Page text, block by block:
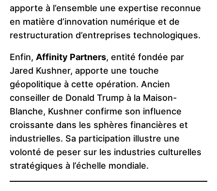
apporte à l’ensemble une expertise reconnue
en matière d’innovation numérique et de
restructuration d’entreprises technologiques.
Enfin, Affinity Partners, entité fondée par
Jared Kushner, apporte une touche
géopolitique à cette opération. Ancien
conseiller de Donald Trump à la Maison-
Blanche, Kushner confirme son influence
croissante dans les sphères financières et
industrielles. Sa participation illustre une
volonté de peser sur les industries culturelles
stratégiques à l’échelle mondiale.